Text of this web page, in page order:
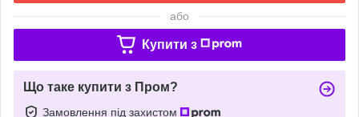
або
Купити з
Що таке купити з Пром?
Замовлення під захистом